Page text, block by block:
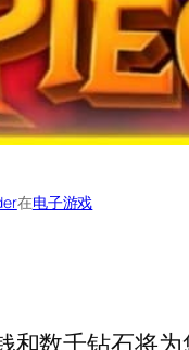
在电子游戏